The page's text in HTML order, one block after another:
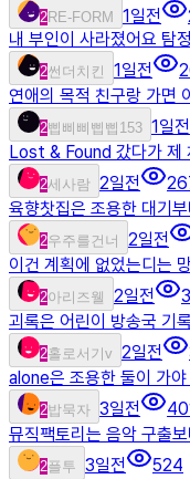
2RE-FORM 1일전
내 부인이 사라졌어요 탐
2썬더치킨 1일전
연애의 목적 친구랑 가면
2삡삐삐삡삡153 1일전
Lost & Found 갔다가 제
2세사람 2일전
육향찻집은 조용한 대기
2우주를건너 2일전
이건 계획에 없었는디는
2아리즈웰 2일전
괴록은 어린이 방송국 기
2홀로서기v 2일전
alone은 조용한 둘이 가
2밥묵자 3일전
뮤직팩토리는 음악 구출
2플투 3일전
524